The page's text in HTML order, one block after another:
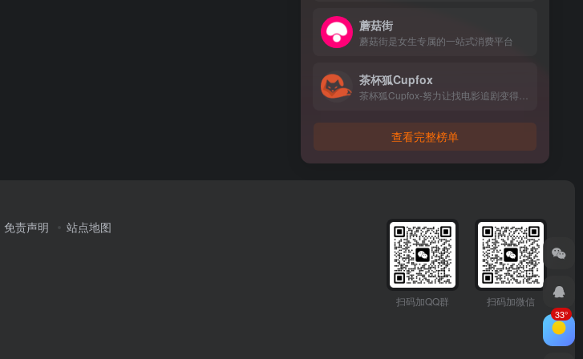
蘑菇街
蘑菇街是女生专属的一站式消费平台
茶杯狐Cupfox
查看完整榜单
免责声明 站点地图
扫码加QQ群 扫码加微信
33°